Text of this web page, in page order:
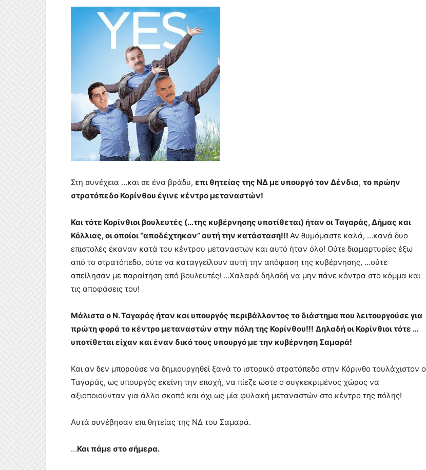
Στη συνέχεια …και σε ένα βράδυ, επι θητείας της ΝΔ με υπουργό τον Δένδια, το πρώην
στρατόπεδο Κορίνθου έγινε κέντρο μεταναστών!
Και τότε Κορίνθιοι βουλευτές (…της κυβέρνησης υποτίθεται) ήταν οι Ταγαράς, Δήμας και
Κόλλιας, οι οποίοι “αποδέχτηκαν” αυτή την κατάσταση!!! Αν θυμόμαστε καλά, …κανά δυο
επιστολές έκαναν κατά του κέντρου μεταναστών και αυτό ήταν όλο! Ούτε διαμαρτυρίες έξω
από το στρατόπεδο, ούτε να καταγγείλουν αυτή την απόφαση της κυβέρνησης, …ούτε
απείλησαν με παραίτηση από βουλευτές! …Χαλαρά δηλαδή να μην πάνε κόντρα στο κόμμα και
τις αποφάσεις του!
Μάλιστα ο Ν. Ταγαράς ήταν και υπουργός περιβάλλοντος το διάστημα που λειτουργούσε για
πρώτη φορά το κέντρο μεταναστών στην πόλη της Κορίνθου!!! Δηλαδή οι Κορίνθιοι τότε …
υποτίθεται είχαν και έναν δικό τους υπουργό με την κυβέρνηση Σαμαρά!
Και αν δεν μπορούσε να δημιουργηθεί ξανά το ιστορικό στρατόπεδο στην Κόρινθο τουλάχιστον ο
Ταγαράς, ως υπουργός εκείνη την εποχή, να πίεζε ώστε ο συγκεκριμένος χώρος να
αξιοποιούνταν για άλλο σκοπό και όχι ως μία φυλακή μεταναστών στο κέντρο της πόλης!
Αυτά συνέβησαν επι θητείας της ΝΔ του Σαμαρά.
…Και πάμε στο σήμερα.